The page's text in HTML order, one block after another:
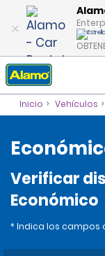
Inicio Vehículos
Verificar
Económico
* Indica los campos